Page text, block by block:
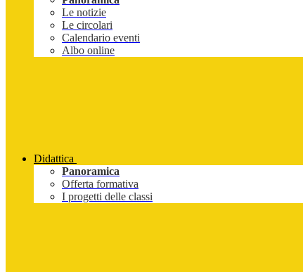
Le notizie
Le circolari
Calendario eventi
Albo online
Didattica
Panoramica
Offerta formativa
I progetti delle classi